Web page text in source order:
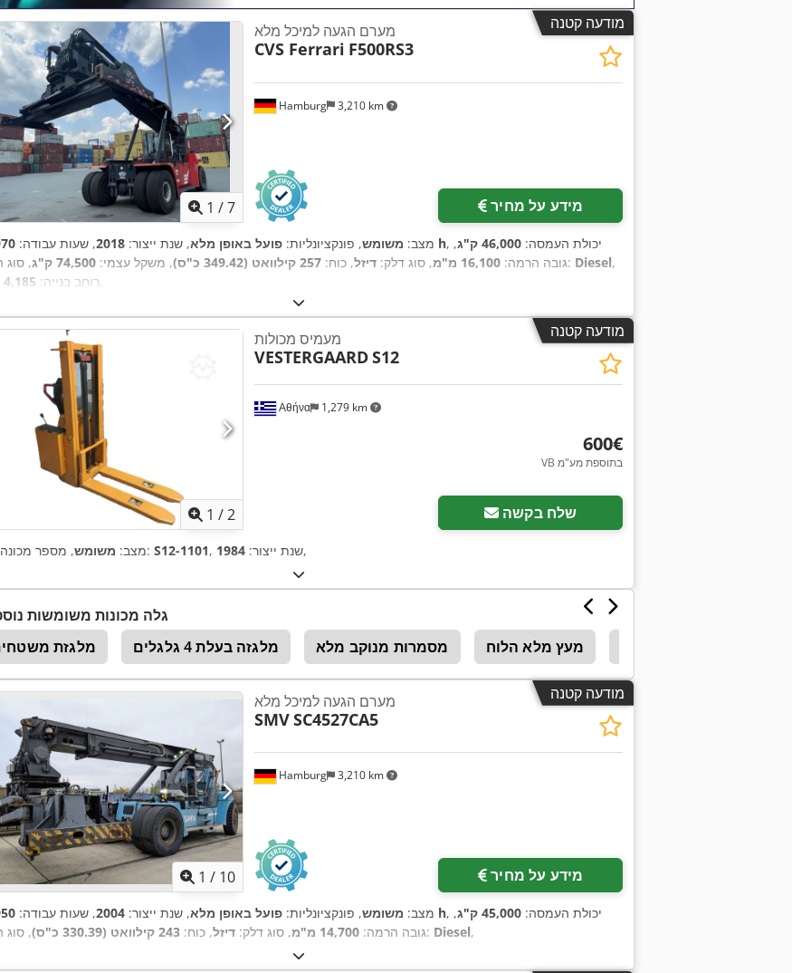
מודעה קטנה
1 /7
Hamburg 3,210 km
מערם הגעה למיכל מלא
CVS Ferrari F500RS3
מידע על מחיר
מצב: משומש, פונקציונליות: פועל באופן מלא, שנת ייצור: 2018, שעות עבודה: 13,970 h , יכולת העמסה: 46,000 ק"ג
,
גובה הרמה: 16,100 מ"מ , סוג דלק: דיזל, כוח: 257 קילוואט (349.42 כ"ס) , משקל עצמי: 74,500 ק"ג , סוג הנעה: Diesel,
רוחב בנייה: 4,185 מ"מ ,
מודעה קטנה
בקש תמונות נוספות
1 /2
Αθήνα 1,279 km
מעמיס מכולות
VESTERGAARDS12
‏600 ‏€
VB בתוספת מע"מ
שלח בקשה
מצב: משומש , מספר מכונה/רכב: S12-1101 , שנת ייצור: 1984 ,
גלה מכונות משומשות
מלגזת
מלגזה בעלת 4 גלגלים מסמרות מנוקב מלא מעץ מלא הלוח
מודעה קטנה
1 / 10
Hamburg 3,210 km
מערם הגעה למיכל מלא
SMVSC4527CA5
מידע על מחיר
מצב: משומש, פונקציונליות: פועל באופן מלא, שנת ייצור: 2004, שעות עבודה: 15,950 h , יכולת העמסה: 45,000 ק"ג
,
גובה הרמה: 14,700 מ"מ , סוג דלק: דיזל, כוח: 243 קילוואט (330.39 כ"ס) , סוג הנעה: Diesel,